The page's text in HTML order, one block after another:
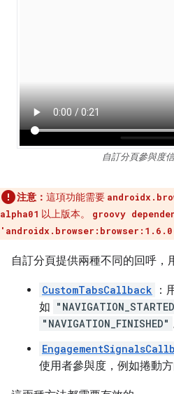
自訂分頁參與度信
注意： 這項功能需要
alpha01 以上版本。
groovy
自訂分頁提供兩種不同的回呼，
CustomTabsCallback
：
如
"NAVIGATION_FINISHED"
使用者參與度，例如捲動方